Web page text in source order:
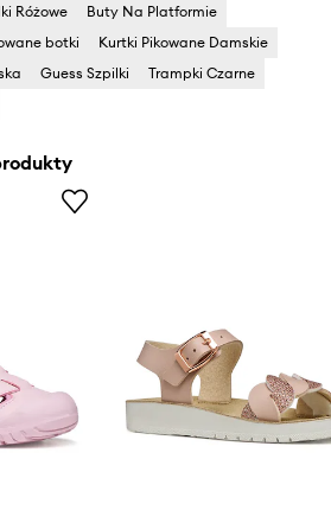
Różowe
Buty Na Platformie
botki
Kurtki Pikowane Damskie
Guess Szpilki
Trampki Czarne